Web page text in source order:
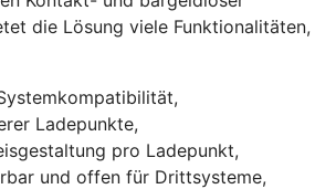
die Lösung viele Funktionalitäten,
Ladepunkte,
pro Ladepunkt,
und offen für Drittsysteme,